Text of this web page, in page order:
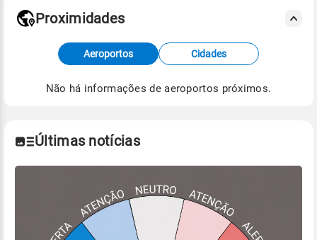
Fonte: dados combinados de estações
meteorológicas e satélite do Centro de Previsão
de Tempo e Estudos Climáticos (CPTEC).
Proximidades
Aeroportos Cidades
Não há informações de aeroportos próximos.
Últimas notícias